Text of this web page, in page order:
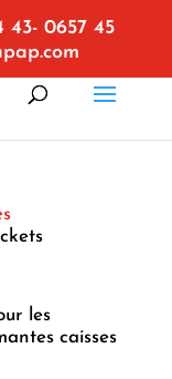
43- 0657 45
les
caisses